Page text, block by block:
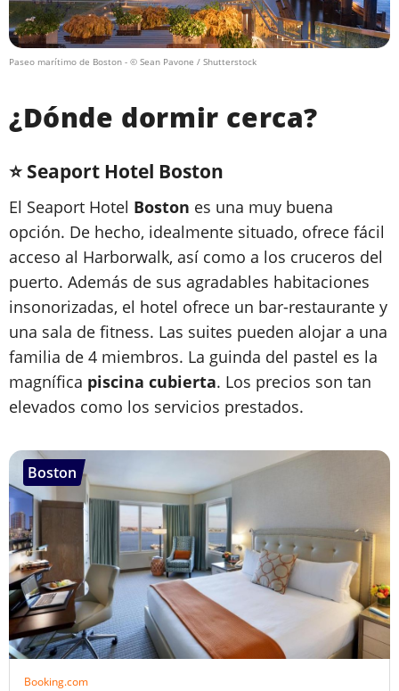
Paseo marítimo de Boston - © Sean Pavone / Shutterstock
¿Dónde dormir cerca?
⭐ Seaport Hotel Boston
El Seaport Hotel Boston es una muy buena
opción. De hecho, idealmente situado, ofrece fácil
acceso al Harborwalk, así como a los cruceros del
puerto. Además de sus agradables habitaciones
insonorizadas, el hotel ofrece un bar-restaurante y
una sala de fitness. Las suites pueden alojar a una
familia de 4 miembros. La guinda del pastel es la
magnífica piscina cubierta. Los precios son tan
elevados como los servicios prestados.
Boston
Booking.com